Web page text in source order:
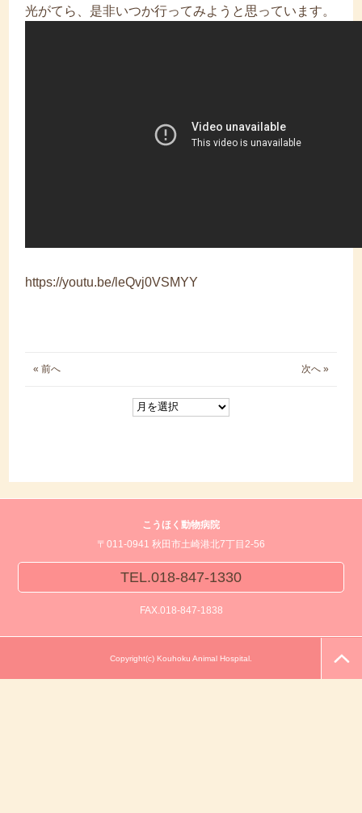
光がてら、是非いつか行ってみようと思っています。
https://youtu.be/leQvj0VSMYY
« 前へ 次へ »
こうほく動物病院
〒011-0941 秋田市土崎港北7丁目2-56
TEL.018-847-1330
FAX.018-847-1838
Copyright(c) Kouhoku Animal Hospital.